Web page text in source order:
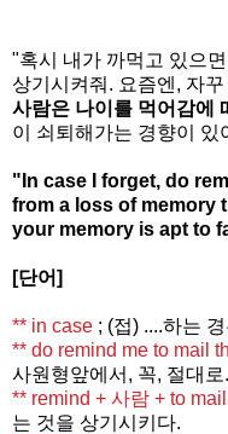
"혹시 내가 까먹고 있으
상기시켜줘. 요즘엔, 자
사람은 나이를 먹어감에
이 쇠퇴해가는 경향이 있
"In case I forget, do
from a loss of memory
your memory is apt to
[단어]
** in case ; (접) ....하는
** do remind me to mail
사원형앞에서, 꼭, 절대로
** remind + 사람 + to mail
는 것을 상기시키다.